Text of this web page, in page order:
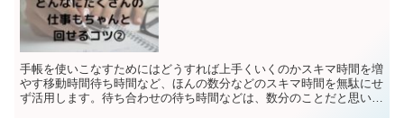
手帳を使いこなすためにはどうすれば上手くいくのかスキマ時間を増
やす移動時間待ち時間など、ほんの数分などのスキマ時間を無駄にせ
ず活用します。待ち合わせの待ち時間などは、数分のことだと思いま